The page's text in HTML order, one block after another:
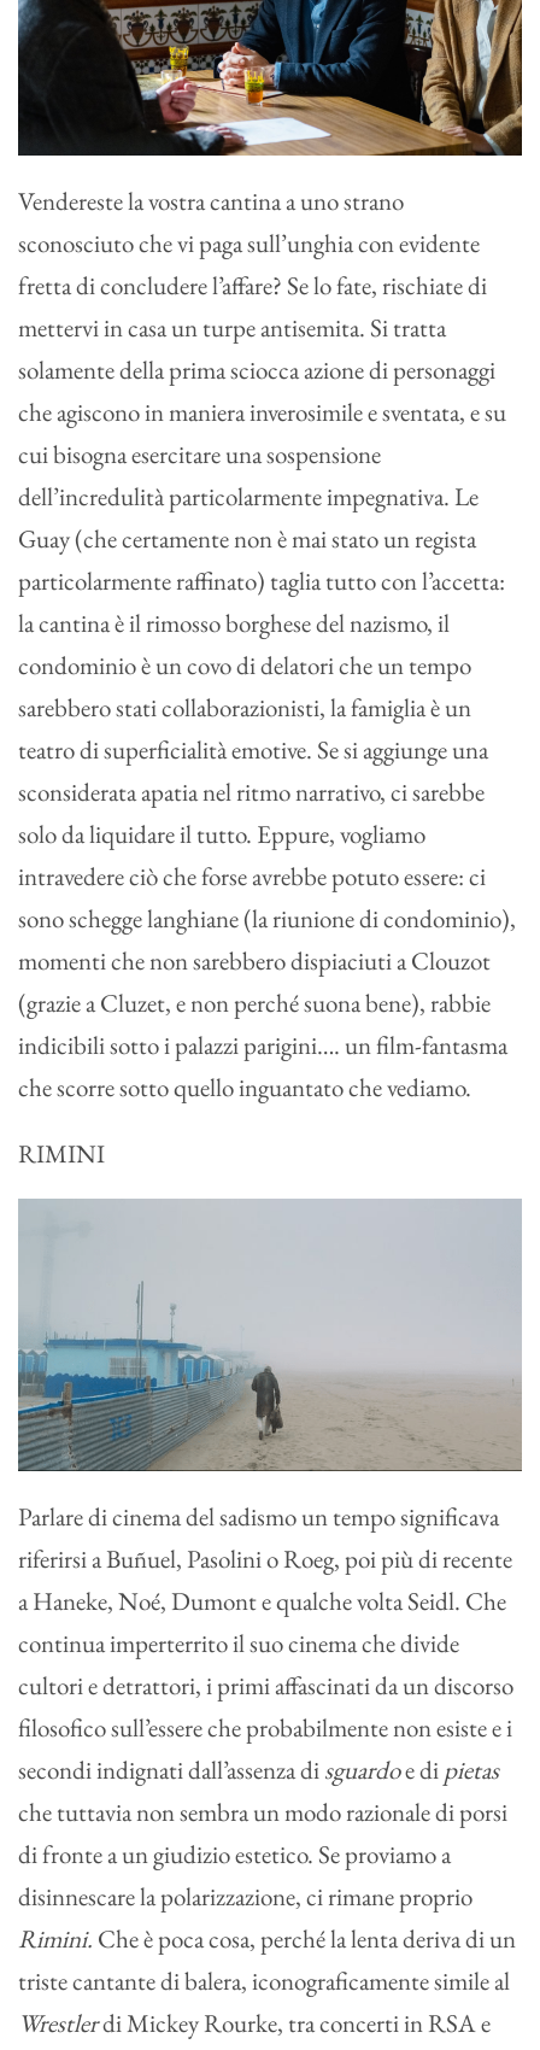
Vendereste la vostra cantina a uno strano
sconosciuto che vi paga sull’unghia con evidente
fretta di concludere l’affare? Se lo fate, rischiate di
mettervi in casa un turpe antisemita. Si tratta
solamente della prima sciocca azione di personaggi
che agiscono in maniera inverosimile e sventata, e su
cui bisogna esercitare una sospensione
dell’incredulità particolarmente impegnativa. Le
Guay (che certamente non è mai stato un regista
particolarmente raffinato) taglia tutto con l’accetta:
la cantina è il rimosso borghese del nazismo, il
condominio è un covo di delatori che un tempo
sarebbero stati collaborazionisti, la famiglia è un
teatro di superficialità emotive. Se si aggiunge una
sconsiderata apatia nel ritmo narrativo, ci sarebbe
solo da liquidare il tutto. Eppure, vogliamo
intravedere ciò che forse avrebbe potuto essere: ci
sono schegge langhiane (la riunione di condominio),
momenti che non sarebbero dispiaciuti a Clouzot
(grazie a Cluzet, e non perché suona bene), rabbie
indicibili sotto i palazzi parigini…. un film-fantasma
che scorre sotto quello inguantato che vediamo.
RIMINI
Parlare di cinema del sadismo un tempo significava
riferirsi a Buñuel, Pasolini o Roeg, poi più di recente
a Haneke, Noé, Dumont e qualche volta Seidl. Che
continua imperterrito il suo cinema che divide
cultori e detrattori, i primi affascinati da un discorso
filosofico sull’essere che probabilmente non esiste e i
secondi indignati dall’assenza disguardoe di pietas
che tuttavia non sembra un modo razionale di porsi
di fronte a un giudizio estetico. Se proviamo a
disinnescare la polarizzazione, ci rimane proprio
Rimini. Che è poca cosa, perché la lenta deriva di un
triste cantante di balera, iconograficamente simile al
Wrestlerdi Mickey Rourke, tra concerti in RSA e